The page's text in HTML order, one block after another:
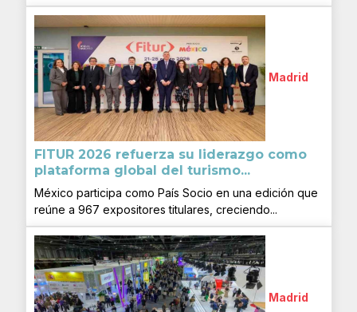
Madrid
FITUR 2026 refuerza su liderazgo como
plataforma global del turismo...
México participa como País Socio en una edición que
reúne a 967 expositores titulares, creciendo...
Madrid